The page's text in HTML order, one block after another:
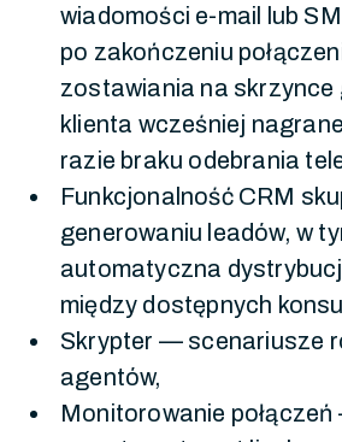
wiadomości e-mail lub
po zakończeniu
zostawiania na skrzynce
klienta wcześniej
razie braku odebrania
Funkcjonalność CRM
generowaniu leadów, w
automatyczna
między dostępnych
Skrypter — scenariusze
agentów,
Monitorowanie